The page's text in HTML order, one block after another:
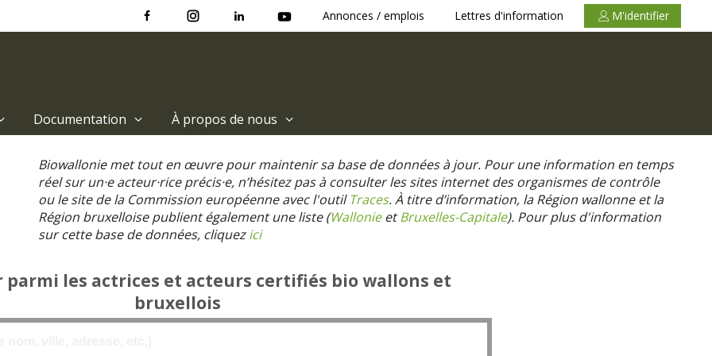
Annonces / emplois Lettres d'information M'identifier
Documentation À propos de nous
Biowallonie met tout en œuvre pour maintenir sa base de données à jour. Pour une information en temps
réel sur un·e acteur·rice précis·e, n’hésitez pas à consulter les sites internet des organismes de contrôle
ou le site de la Commission européenne avec l'outilTraces. À titre d’information, la Région wallonne et la
Région bruxelloise publient également une liste (WallonieetBruxelles-Capitale). Pour plus d'information
sur cette base de données, cliquezici
parmi les actrices et acteurs certifiés bio wallons et
bruxellois